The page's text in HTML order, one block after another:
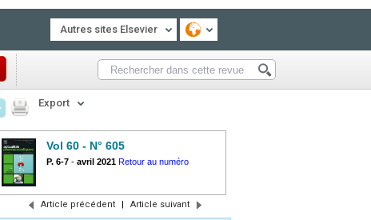
Autres sites Elsevier
Export
Vol 60 - N° 605
P. 6-7 - avril 2021 Retour au numéro
Article précédent | Article suivant